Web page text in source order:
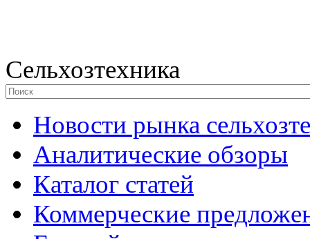
Сельхозтехника
Новости рынка
Аналитические обзоры
Каталог статей
Коммерческие